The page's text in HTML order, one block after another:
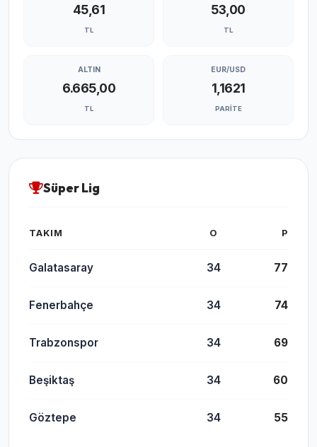
45,61
TL
53,00
TL
ALTIN
6.665,00
TL
EUR/USD
1,1621
PARITE
Süper Lig
TAKIM O P
Galatasaray 34 77
Fenerbahçe 34 74
Trabzonspor 34 69
Beşiktaş 34 60
Göztepe 34 55